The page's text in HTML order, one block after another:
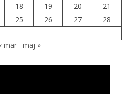
18 19 20
21
25 26 27
28
mar
maj »